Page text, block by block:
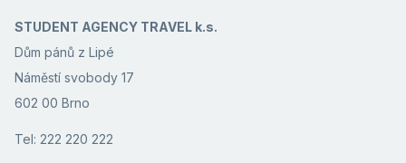
STUDENT AGENCY TRAVEL k.s.
Dům pánů z Lipé
Náměstí svobody 17
602 00 Brno
Tel: 222 220 222